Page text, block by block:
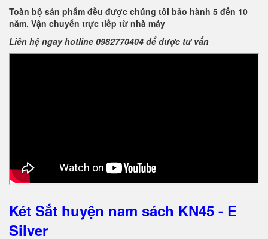
Toàn bộ sản phẩm đều được chúng tôi bảo hành 5 đến 10
năm. Vận chuyển trực tiếp từ nhà máy
Liên hệ ngay hotline 0982770404 để được tư vấn
Két Sắt huyện nam sách KN45 - E
Silver